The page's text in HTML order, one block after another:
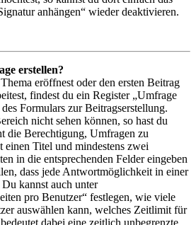
anhängen“ wieder deaktivieren.
erstellen?
eröffnest oder den ersten Beitrag
findest du ein Register „Umfrage
Formulars zur Beitragserstellung.
nicht sehen können, so hast du
die Berechtigung, Umfragen zu
einen Titel und mindestens zwei
in die entsprechenden Felder eingeben
dass jede Antwortmöglichkeit in einer
kannst auch unter
pro Benutzer“ festlegen, wie viele
auswählen kann, welches Zeitlimit für
dabei eine zeitlich unbegrenzte